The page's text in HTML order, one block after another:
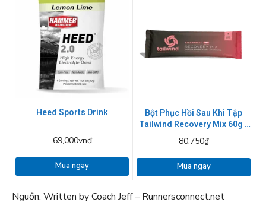
Heed Sports Drink
69,000vnđ
Mua ngay
Bột Phục Hồi Sau Khi Tập
Tailwind Recovery Mix 60g -
80.750₫
Mua ngay
Nguồn: Written by Coach Jeff – Runnersconnect.net